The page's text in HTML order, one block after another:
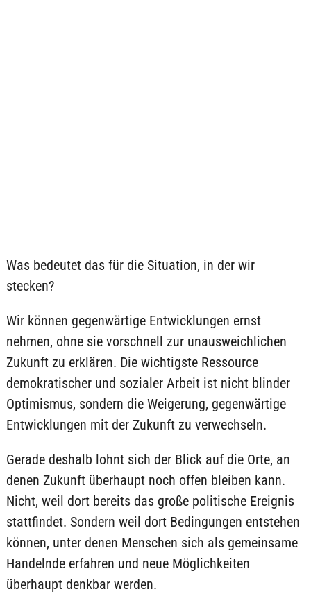
Was bedeutet das für die Situation, in der wir
stecken?
Wir können gegenwärtige Entwicklungen ernst
nehmen, ohne sie vorschnell zur unausweichlichen
Zukunft zu erklären. Die wichtigste Ressource
demokratischer und sozialer Arbeit ist nicht blinder
Optimismus, sondern die Weigerung, gegenwärtige
Entwicklungen mit der Zukunft zu verwechseln.
Gerade deshalb lohnt sich der Blick auf die Orte, an
denen Zukunft überhaupt noch offen bleiben kann.
Nicht, weil dort bereits das große politische Ereignis
stattfindet. Sondern weil dort Bedingungen entstehen
können, unter denen Menschen sich als gemeinsame
Handelnde erfahren und neue Möglichkeiten
überhaupt denkbar werden.